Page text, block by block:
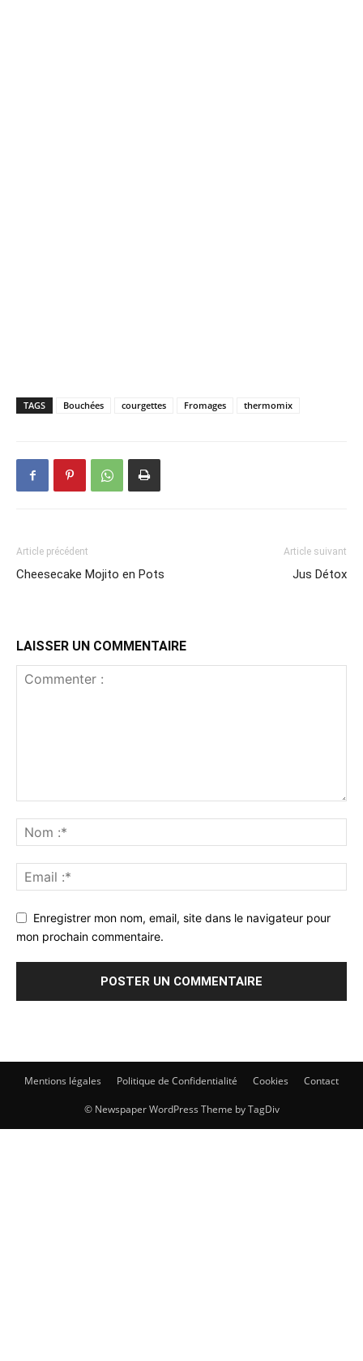
TAGS Bouchées courgettes Fromages thermomix
Article précédent
Cheesecake Mojito en Pots
Article suivant
Jus Détox
LAISSER UN COMMENTAIRE
Enregistrer mon nom, email, site dans le navigateur pour
mon prochain commentaire.
Mentions légales Politique de Confidentialité Cookies Contact
© Newspaper WordPress Theme by TagDiv